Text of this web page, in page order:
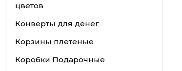
цветов
Конверты для денег
Корзины плетеные
Коробки Подарочные